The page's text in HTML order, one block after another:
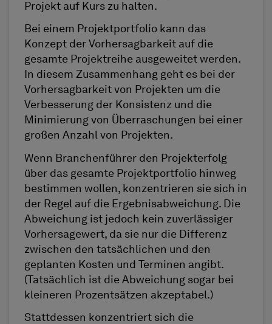
Projekt auf Kurs zu halten.
Bei einem Projektportfolio kann das
Konzept der Vorhersagbarkeit auf die
gesamte Projektreihe ausgeweitet werden.
In diesem Zusammenhang geht es bei der
Vorhersagbarkeit von Projekten um die
Verbesserung der Konsistenz und die
Minimierung von Überraschungen bei einer
großen Anzahl von Projekten.
Wenn Branchenführer den Projekterfolg
über das gesamte Projektportfolio hinweg
bestimmen wollen, konzentrieren sie sich in
der Regel auf die Ergebnisabweichung. Die
Abweichung ist jedoch kein zuverlässiger
Vorhersagewert, da sie nur die Differenz
zwischen den tatsächlichen und den
geplanten Kosten und Terminen angibt.
(Tatsächlich ist die Abweichung sogar bei
kleineren Prozentsätzen akzeptabel.)
Stattdessen konzentriert sich die